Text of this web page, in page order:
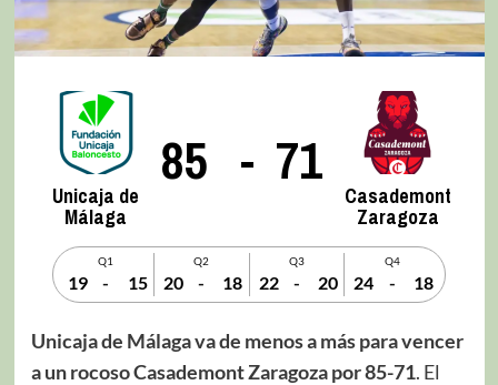
Unicaja de
Málaga
85 - 71
Casademont
Zaragoza
Q1
19 - 15
Q2
20 - 18
Q3
22 - 20
Q4
24 - 18
Unicaja de Málaga va de menos a más para vencer
a un rocoso Casademont Zaragoza por 85-71. El